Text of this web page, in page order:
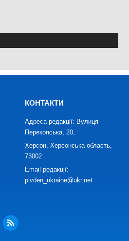
КОНТАКТИ
Адреса редакції: Вулиця
Перекопська, 20,
Херсон, Херсонська область,
73002
Email редакції:
pivden_ukraine@ukr.net